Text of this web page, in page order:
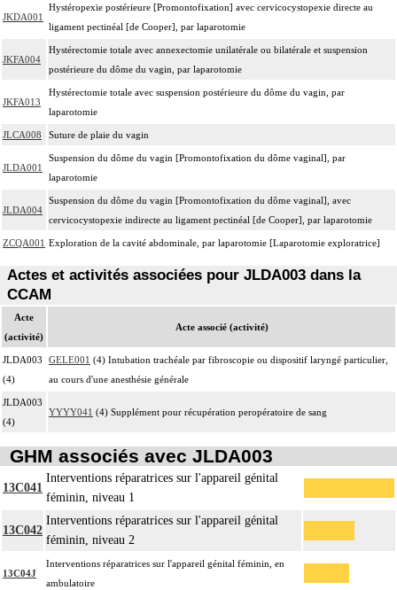
JKDA001
Hystéropexie postérieure [Promontofixation] avec cervicocystopexie directe au
ligament pectinéal [de Cooper], par laparotomie
JKFA004
Hystérectomie totale avec annexectomie unilatérale ou bilatérale et suspension
postérieure du dôme du vagin, par laparotomie
JKFA013
Hystérectomie totale avec suspension postérieure du dôme du vagin, par
laparotomie
JLCA008 Suture de plaie du vagin
JLDA001
Suspension du dôme du vagin [Promontofixation du dôme vaginal], par
laparotomie
JLDA004
Suspension du dôme du vagin [Promontofixation du dôme vaginal], avec
cervicocystopexie indirecte au ligament pectinéal [de Cooper], par laparotomie
ZCQA001 Exploration de la cavité abdominale, par laparotomie [Laparotomie exploratrice]
Actes et activités associées pour JLDA003 dans la
CCAM
Acte
(activité)
Acte associé (activité)
JLDA003
(4)
GELE001 (4) Intubation trachéale par fibroscopie ou dispositif laryngé particulier,
au cours d'une anesthésie générale
JLDA003
(4)
YYYY041 (4) Supplément pour récupération peropératoire de sang
GHM associés avec JLDA003
13C041
Interventions réparatrices sur l'appareil génital
féminin, niveau 1
13C042
Interventions réparatrices sur l'appareil génital
féminin, niveau 2
13C04J
Interventions réparatrices sur l'appareil génital féminin, en
ambulatoire